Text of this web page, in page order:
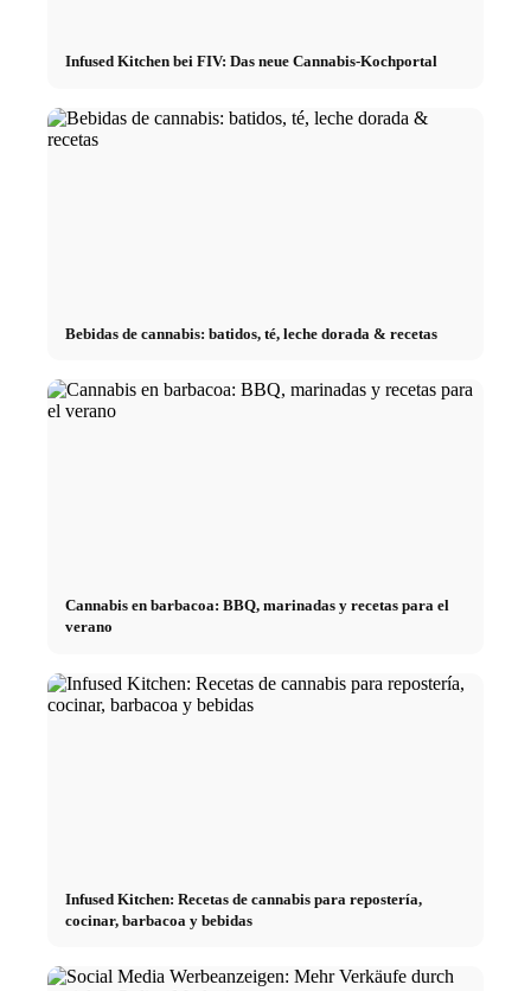
Infused Kitchen bei FIV: Das neue Cannabis-Kochportal
Bebidas de cannabis: batidos, té, leche dorada & recetas
Cannabis en barbacoa: BBQ, marinadas y recetas para el
verano
Infused Kitchen: Recetas de cannabis para repostería,
cocinar, barbacoa y bebidas